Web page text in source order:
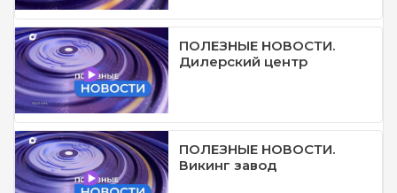
ПОЛЕЗНЫЕ НОВОСТИ.
Дилерский центр
ПОЛЕЗНЫЕ НОВОСТИ.
Викинг завод